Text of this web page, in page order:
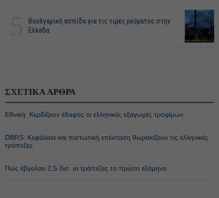
Βουλγαρική ασπίδα για τις τιμές ρεύματος στην
Ελλάδα
ΣΧΕΤΙΚΑ ΑΡΘΡΑ
Εθνική: Κερδίζουν έδαφος οι ελληνικές εξαγωγές τροφίμων
DBRS: Κεφάλαια και πιστωτική επέκταση θωρακίζουν τις ελληνικές
τράπεζες
Πώς έβγαλαν 2,5 δισ. οι τράπεζες το πρώτο εξάμηνο